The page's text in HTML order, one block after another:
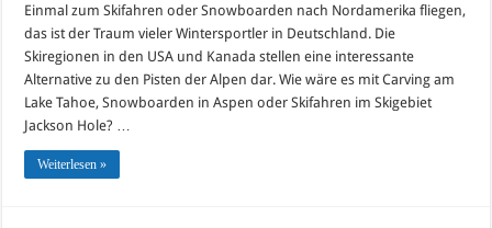
Einmal zum Skifahren oder Snowboarden nach Nordamerika fliegen,
das ist der Traum vieler Wintersportler in Deutschland. Die
Skiregionen in den USA und Kanada stellen eine interessante
Alternative zu den Pisten der Alpen dar. Wie wäre es mit Carving am
Lake Tahoe, Snowboarden in Aspen oder Skifahren im Skigebiet
Jackson Hole? …
Weiterlesen »